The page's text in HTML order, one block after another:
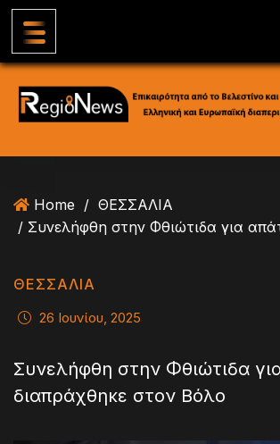
Home / ΘΕΣΣΑΛΙΑ
ΘΕΣΣΑΛΙΑ
26 Ιουνίου, 2025
Συνελήφθη στην Φθιώτιδα
διαπράχθηκε στον Βόλο